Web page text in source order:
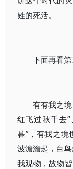
姓的死活。
下面再看第
有有我之
红飞过秋千去
暮”，有我之境
波澹澹起，白
我观物，故物